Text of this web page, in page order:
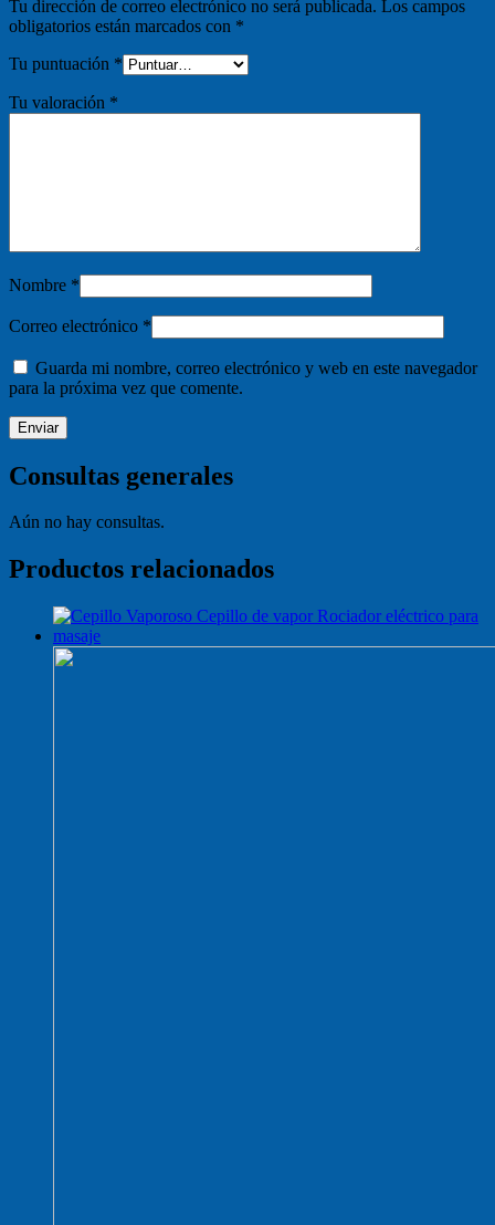
Tu dirección de correo electrónico no será publicada. Los campos
obligatorios están marcados con *
Tu puntuación *
Tu valoración *
Nombre *
Correo electrónico *
Guarda mi nombre, correo electrónico y web en este navegador
para la próxima vez que comente.
Consultas generales
Aún no hay consultas.
Productos relacionados